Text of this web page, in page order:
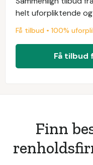
helt uforpliktende
Få tilbud • 100%
Få tilbud
Finn